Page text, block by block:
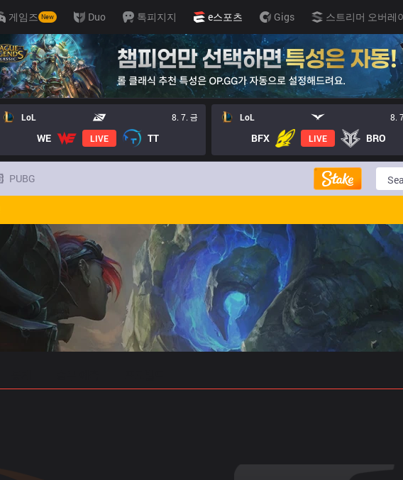
게임즈 New Duo 톡피지지 e스포츠 Gigs 스트리머 오버레
LoL 8. 7. 금
WE LIVE TT
LoL 8.
BFX LIVE BRO
PUBG